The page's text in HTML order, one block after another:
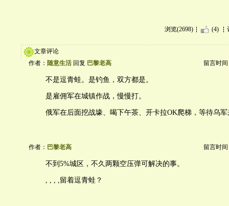
浏览(2698) (4)
文章评论
作者： 随意生活 回复 巴黎老高 留言时间
不是逗青蛙。是钓鱼，双方都是。
是雇佣军在城镇作战，慢慢打。
俄军在后面挖战壕、喝下午茶、开卡拉OK爬梯，等待乌
作者： 巴黎老高 留言时间
不到5%城区，不久两颗空压弹可解决的事。
, , , ,留着逗青蛙？